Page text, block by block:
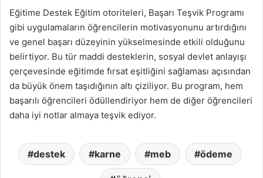
Eğitime Destek Eğitim otoriteleri, Başarı Teşvik Programı
gibi uygulamaların öğrencilerin motivasyonunu artırdığını
ve genel başarı düzeyinin yükselmesinde etkili olduğunu
belirtiyor. Bu tür maddi desteklerin, sosyal devlet anlayışı
çerçevesinde eğitimde fırsat eşitliğini sağlaması açısından
da büyük önem taşıdığının altı çiziliyor. Bu program, hem
başarılı öğrencileri ödüllendiriyor hem de diğer öğrencileri
daha iyi notlar almaya teşvik ediyor.
destek karne meb ödeme